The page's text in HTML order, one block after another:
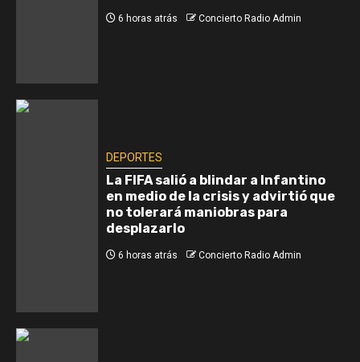
6 horas atrás Concierto Radio Admin
DEPORTES
La FIFA salió a blindar a Infantino
en medio de la crisis y advirtió que
no tolerará maniobras para
desplazarlo
6 horas atrás Concierto Radio Admin